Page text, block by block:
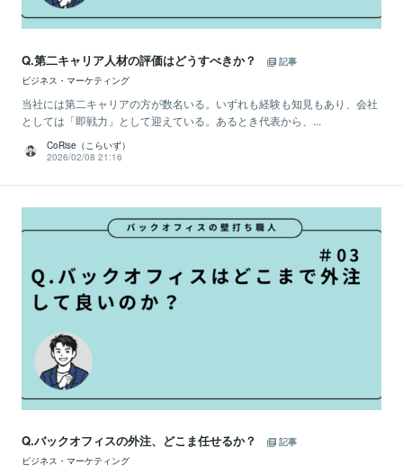
Q.第二キャリア人材の評価はどうすべきか？
記事
ビジネス・マーケティング
当社には第二キャリアの方が数名いる。いずれも経験も知見もあり、会社
としては「即戦力」として迎えている。あるとき代表から、...
CoRise（こらいず）
2026/02/08 21:16
Q.バックオフィスの外注、どこま任せるか？
記事
ビジネス・マーケティング